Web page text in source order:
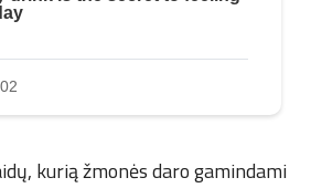
kurią žmonės daro gamindami